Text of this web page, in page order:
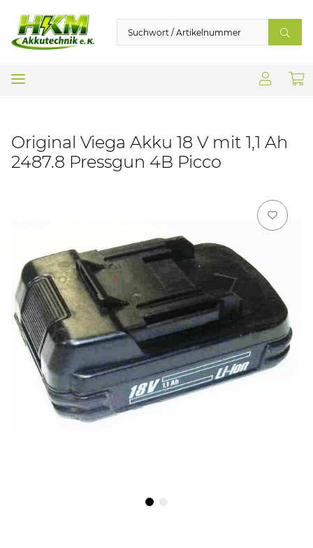
Original Viega Akku 18 V mit 1,1 Ah
2487.8 Pressgun 4B Picco